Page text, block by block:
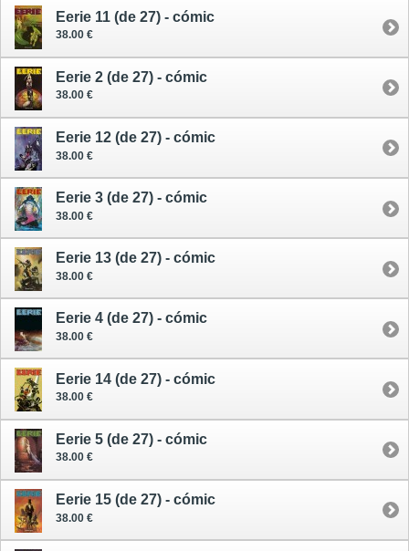
Eerie 11 (de 27) - cómic
38.00 €
Eerie 2 (de 27) - cómic
38.00 €
Eerie 12 (de 27) - cómic
38.00 €
Eerie 3 (de 27) - cómic
38.00 €
Eerie 13 (de 27) - cómic
38.00 €
Eerie 4 (de 27) - cómic
38.00 €
Eerie 14 (de 27) - cómic
38.00 €
Eerie 5 (de 27) - cómic
38.00 €
Eerie 15 (de 27) - cómic
38.00 €